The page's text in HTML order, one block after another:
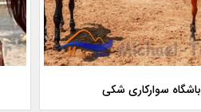
باشگاه سوارکاری شکی